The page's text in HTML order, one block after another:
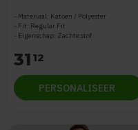
Materiaal: Katoen / Polyester
Fit: Regular Fit
Eigenschap: Zachte stof
31 12
PERSONALISEER